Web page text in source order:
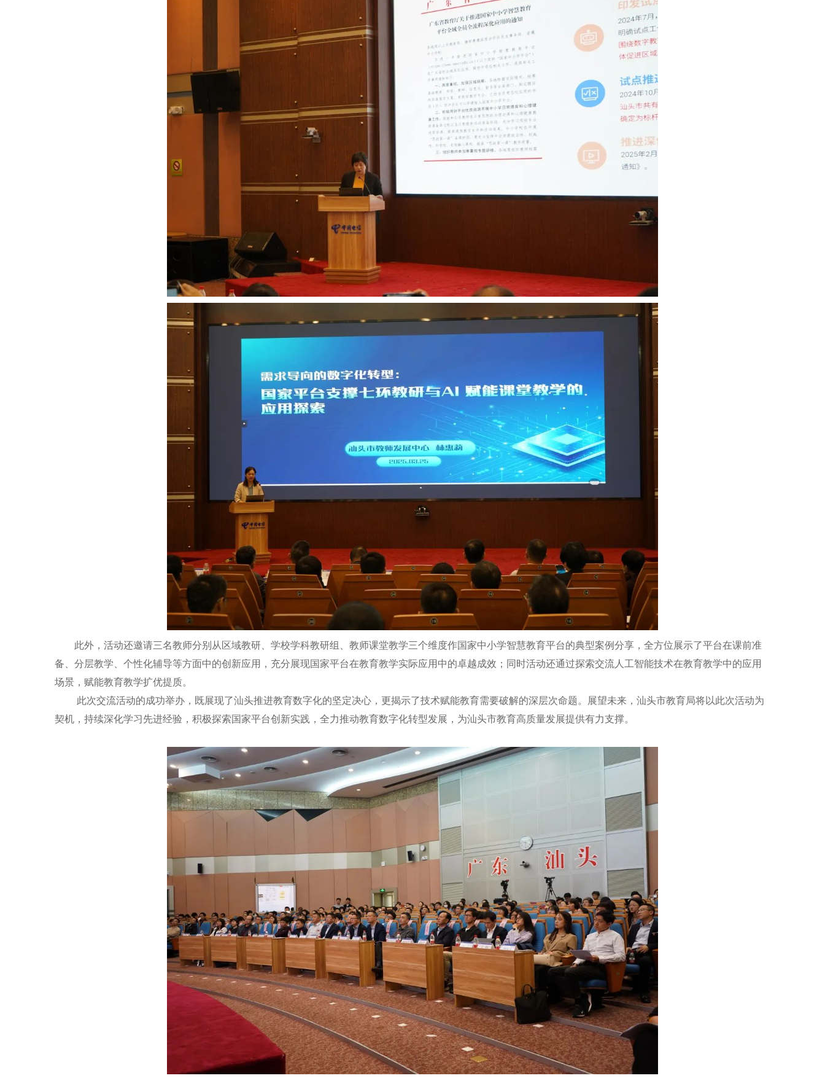
此外，活动还邀请三名教师分别从区域教研、学校学科教研组、教师课堂教学三个维度作国家中小学智慧教育平台的典型案例分享，全方位展示了平台在课前准
备、分层教学、个性化辅导等方面中的创新应用，充分展现国家平台在教育教学实际应用中的卓越成效；同时活动还通过探索交流人工智能技术在教育教学中的应用
场景，赋能教育教学扩优提质。
此次交流活动的成功举办，既展现了汕头推进教育数字化的坚定决心，更揭示了技术赋能教育需要破解的深层次命题。展望未来，汕头市教育局将以此次活动为
契机，持续深化学习先进经验，积极探索国家平台创新实践，全力推动教育数字化转型发展，为汕头市教育高质量发展提供有力支撑。